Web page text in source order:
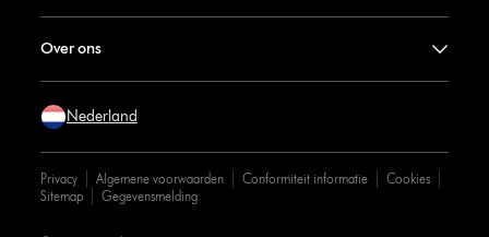
Over ons
Nederland
Privacy Algemene voorwaarden Conformiteit informatie
Cookies
Sitemap
Gegevensmelding